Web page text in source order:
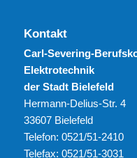
Kontakt
Carl-Severing-
Elektrotechnik
der Stadt Bielefeld
Hermann-Delius-Str. 4
33607 Bielefeld
Telefon: 0521/51-2410
Telefax: 0521/51-3031